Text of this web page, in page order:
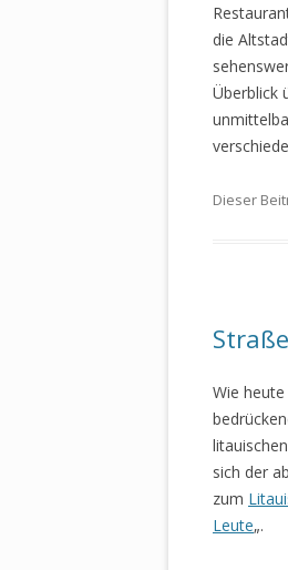
die
Überblick
Dieser
Wie
sich der
zum
Leute„.